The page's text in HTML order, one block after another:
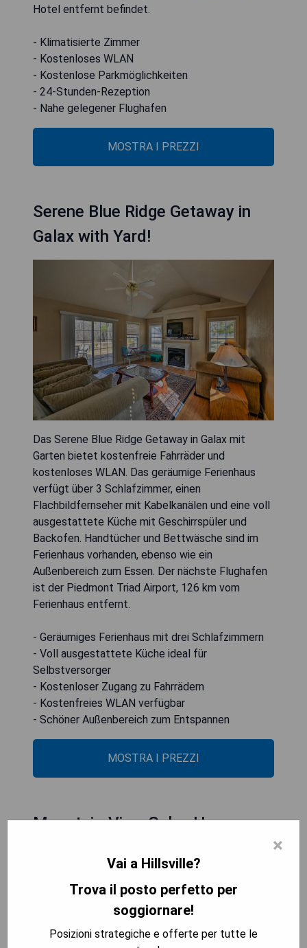
Hotel entfernt befindet.
- Klimatisierte Zimmer
- Kostenloses WLAN
- Kostenlose Parkmöglichkeiten
- 24-Stunden-Rezeption
- Nahe gelegener Flughafen
MOSTRA I PREZZI
Serene Blue Ridge Getaway in
Galax with Yard!
Das Serene Blue Ridge Getaway in Galax mit
Garten bietet kostenfreie Fahrräder und
kostenloses WLAN. Das geräumige Ferienhaus
verfügt über 3 Schlafzimmer, einen
Flachbildfernseher mit Kabelkanälen und eine voll
ausgestattete Küche mit Geschirrspüler und
Backofen. Handtücher und Bettwäsche sind im
Ferienhaus vorhanden, ebenso wie ein
Außenbereich zum Essen. Der nächste Flughafen
ist der Piedmont Triad Airport, 126 km vom
Ferienhaus entfernt.
- Geräumiges Ferienhaus mit drei Schlafzimmern
- Voll ausgestattete Küche ideal für
Selbstversorger
- Kostenloser Zugang zu Fahrrädern
- Kostenfreies WLAN verfügbar
- Schöner Außenbereich zum Entspannen
MOSTRA I PREZZI
Mountain-View Galax Home
×
Vai a Hillsville?
Trova il posto perfetto per
soggiornare!
Posizioni strategiche e offerte per tutte le